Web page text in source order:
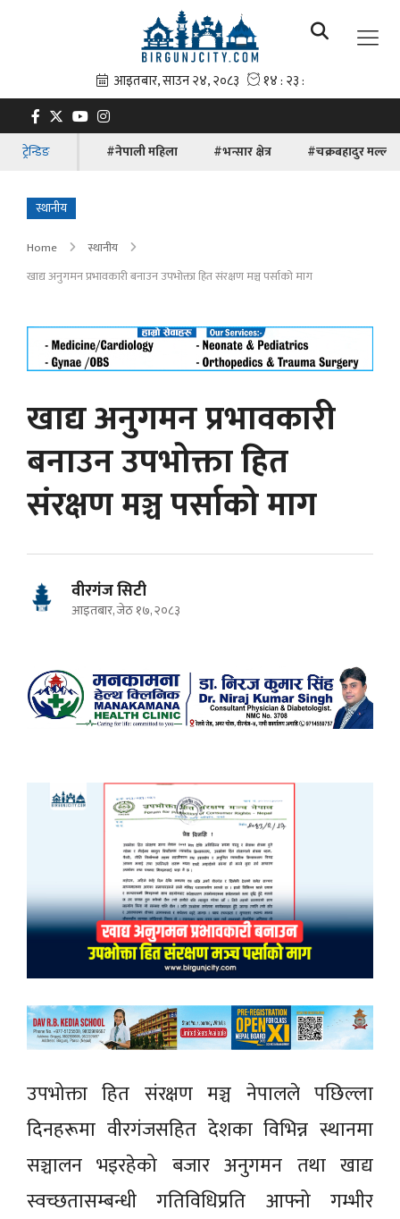
ट्रेन्डिङ #नेपाली महिला #भन्सार क्षेत्र #चक्रबहादुर मल्ल
स्थानीय
Home
स्थानीय
खाद्य अनुगमन प्रभावकारी बनाउन उपभोक्ता हित संरक्षण मञ्च पर्साको माग
खाद्य अनुगमन प्रभावकारी
बनाउन उपभोक्ता हित
संरक्षण मञ्च पर्साको माग
वीरगंज सिटी
आइतबार, जेठ १७, २०८३
उपभोक्ता हित संरक्षण मञ्च नेपालले पछिल्ला
दिनहरूमा वीरगंजसहित देशका विभिन्न स्थानमा
सञ्चालन भइरहेको बजार अनुगमन तथा खाद्य
स्वच्छतासम्बन्धी गतिविधिप्रति आफ्नो गम्भीर